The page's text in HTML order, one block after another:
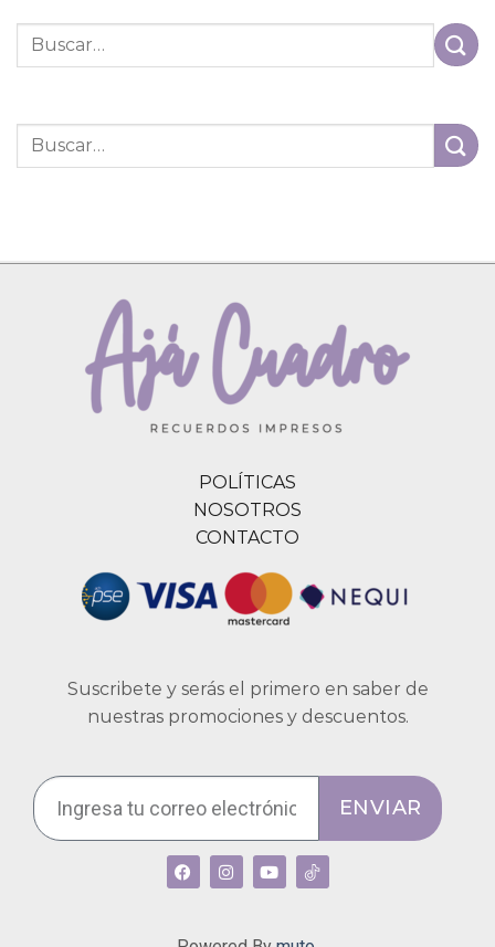
POLÍTICAS
NOSOTROS
CONTACTO
Suscribete y serás el primero en saber de
nuestras promociones y descuentos.
ENVIAR